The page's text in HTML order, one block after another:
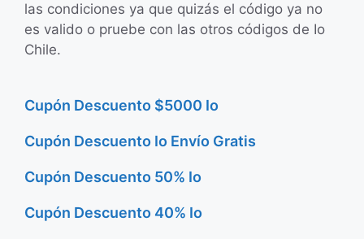
las condiciones ya que quizás el código ya no
es valido o pruebe con las otros códigos de Io
Chile.
Cupón Descuento $5000 Io
Cupón Descuento Io Envío Gratis
Cupón Descuento 50% Io
Cupón Descuento 40% Io